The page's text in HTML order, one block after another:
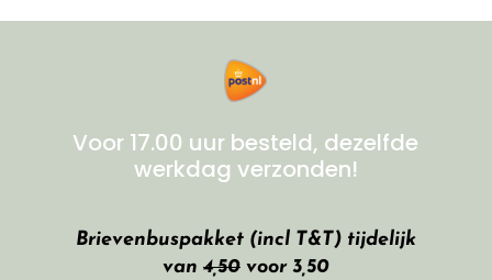
Voor 17.00 uur besteld, dezelfde
werkdag verzonden!
Brievenbuspakket (incl T&T) tijdelijk
van 4,50voor 3,50